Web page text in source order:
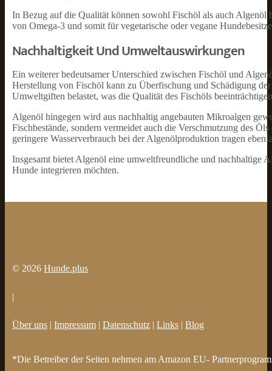
In Bezug auf die Qualität können sowohl Fischöl als auch
von Omega-3 und somit für vegetarische oder vegane
Nachhaltigkeit Und Umweltauswirkungen
Ein weiterer bedeutsamer Unterschied zwischen Fischöl und
Herstellung von Fischöl kann zu Überfischung und Schädigung
Umweltgiften belastet, was die Qualität des Fischöls
Algenöl hingegen wird aus nachhaltig angebauten Mikroalgen
Fischbestände, sondern vermeidet auch die Verschmutzung des
geringere Wasserverbrauch bei der Algenölproduktion tragen
Insgesamt bietet Algenöl eine umweltfreundliche und nachhaltige
Hunde integrieren möchten.
© 2026 Hunde.plus
|
Über uns | Impressum | Datenschutz | Links | Blog
*Die Betreiber der Seiten nehmen am Amazon EU-